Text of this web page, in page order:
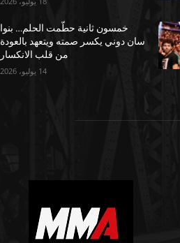
خمسون ثانية حطّمت الحلم… بنوا
سان دوني يكسر صمته ويتعهد بالعودة
من قلب الانكسار
14 يوليو، 2026